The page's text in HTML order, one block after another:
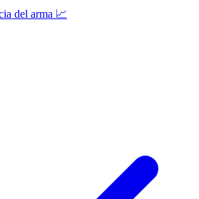
del arma 📈